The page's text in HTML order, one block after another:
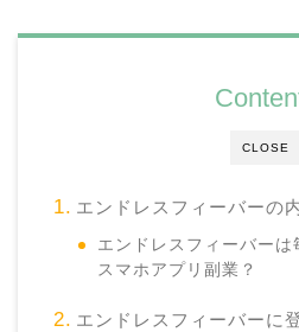
CLOSE
エンドレスフィーバーの
エンドレスフィーバー
スマホアプリ副業？
エンドレスフィーバーに